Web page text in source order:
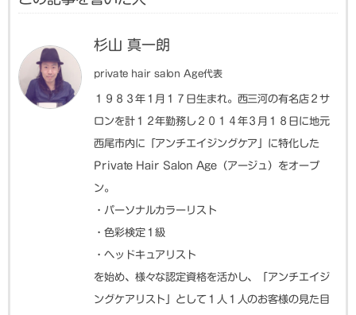
杉山 真一朗
private hair salon Age代表
１９８３年１月１７日生まれ。西三河の有名店２サ
ロンを計１２年勤務し２０１４年３月１８日に地元
西尾市内に「アンチエイジングケア」に特化した
Private Hair Salon Age（アージュ）をオープ
ン。
・パーソナルカラーリスト
・色彩検定１級
・ヘッドキュアリスト
を始め、様々な認定資格を活かし、「アンチエイジ
ングケアリスト」として１人１人のお客様の見た目